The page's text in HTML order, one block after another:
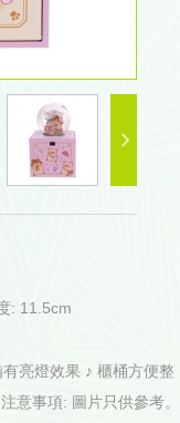
: 11.5cm
亮燈效果 ♪ 櫃桶方便整
意事項: 圖片只供參考。